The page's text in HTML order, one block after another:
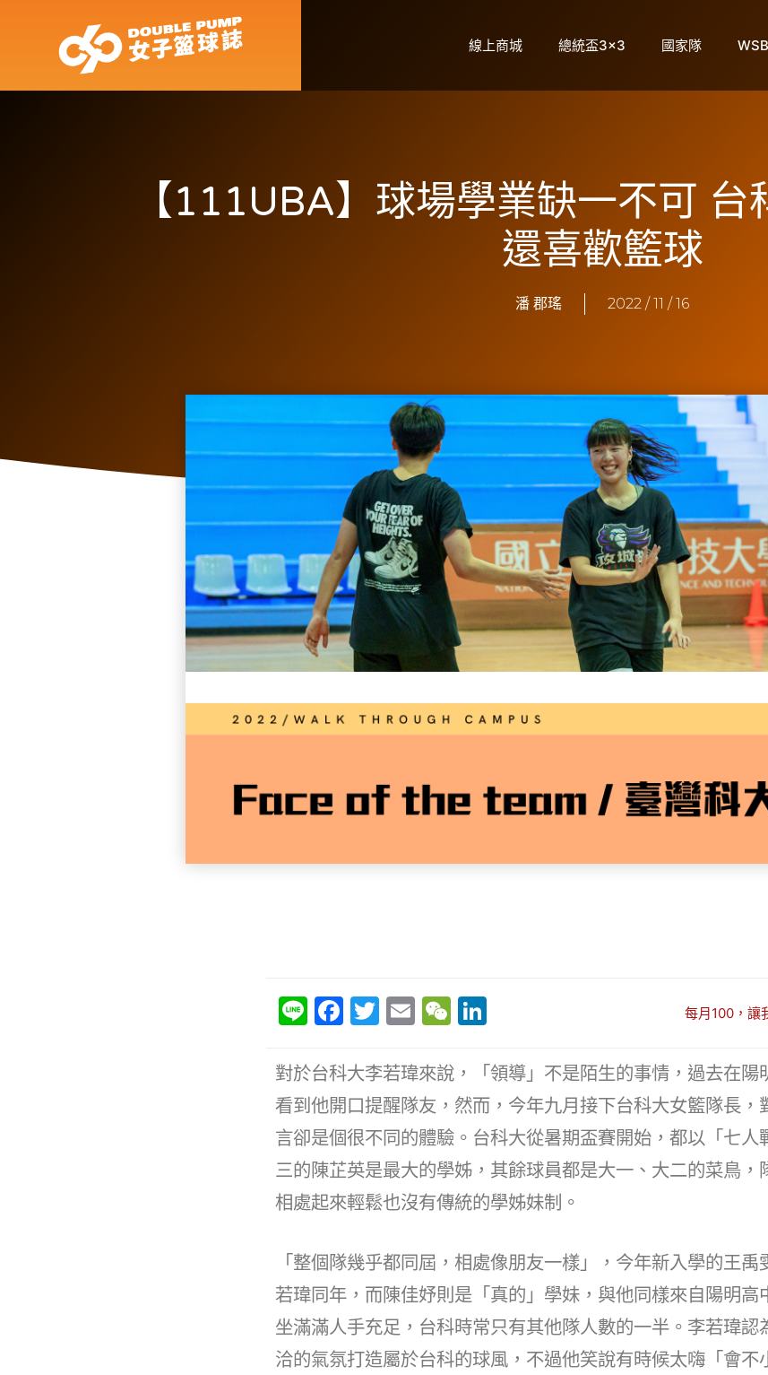
線上商城 總統盃3×3 國家隊
【111UBA】球場學業缺一不可
還喜歡籃球
潘 郡瑤 2022 / 11 / 16
Li
e
F
c
e
b
o
o
k
T
itt
er
E
ai
l
W
C
h
at
k
e
dI
n
每月100，讓
對於台科大李若瑋來說，「領導」不是陌生的事情，過去在陽
看到他開口提醒隊友，然而，今年九月接下台科大女籃隊長，
言卻是個很不同的體驗。台科大從暑期盃賽開始，都以「七人
三的陳芷英是最大的學姊，其餘球員都是大一、大二的菜鳥，
相處起來輕鬆也沒有傳統的學姊妹制。
「整個隊幾乎都同屆，相處像朋友一樣」，今年新入學的王
若瑋同年，而陳佳妤則是「真的」學妹，與他同樣來自陽明高
坐滿滿人手充足，台科時常只有其他隊人數的一半。李若瑋認
洽的氣氛打造屬於台科的球風，不過他笑說有時候太嗨「會不